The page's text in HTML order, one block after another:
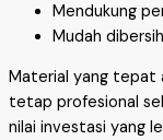
Mendukung
Mudah
Material yang tepat
tetap profesional
nilai investasi yang